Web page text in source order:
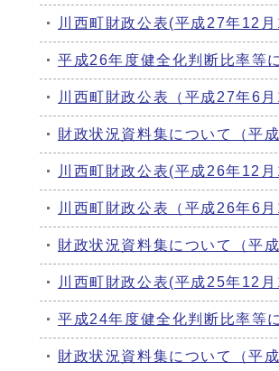
川西町財政公表(平成27年12
平成26年度健全化判断比率等
川西町財政公表（平成27年6月
財政状況資料集について（平
川西町財政公表(平成26年12
川西町財政公表（平成26年6月
財政状況資料集について（平
川西町財政公表(平成25年12
平成24年度健全化判断比率等
財政状況資料集について（平